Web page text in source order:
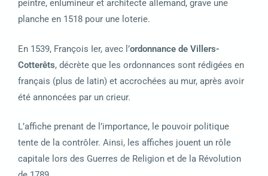
peintre, enlumineur et architecte allemand, grave une
planche en 1518 pour une loterie.
En 1539, François Ier, avec l’ordonnance de Villers-
Cotterêts, décrète que les ordonnances sont rédigées en
français (plus de latin) et accrochées au mur, après avoir
été annoncées par un crieur.
L’affiche prenant de l’importance, le pouvoir politique
tente de la contrôler. Ainsi, les affiches jouent un rôle
capitale lors des Guerres de Religion et de la Révolution